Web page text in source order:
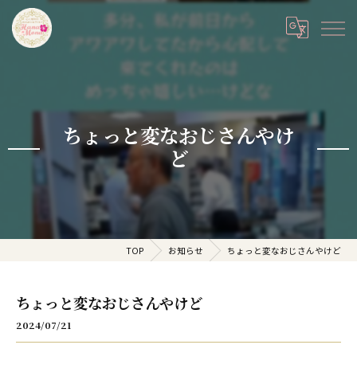
ちょっと変なおじさんやけ
ど
TOP お知らせ ちょっと変なおじさんやけど
ちょっと変なおじさんやけど
2024/07/21